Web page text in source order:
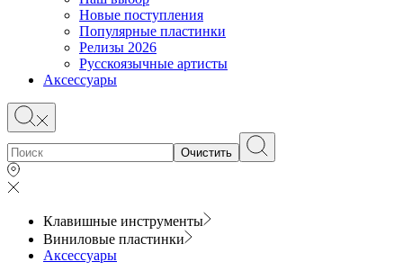
Новые поступления
Популярные пластинки
Релизы 2026
Русскоязычные артисты
Аксессуары
Очистить
Клавишные инструменты
Виниловые пластинки
Аксессуары